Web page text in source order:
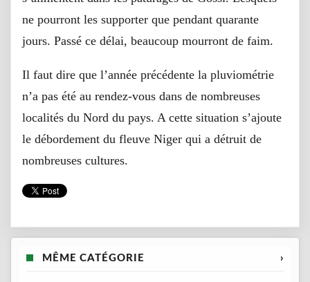
ne pourront les supporter que pendant quarante
jours. Passé ce délai, beaucoup mourront de faim.
Il faut dire que l’année précédente la pluviométrie
n’a pas été au rendez-vous dans de nombreuses
localités du Nord du pays. A cette situation s’ajoute
le débordement du fleuve Niger qui a détruit de
nombreuses cultures.
MÊME CATÉGORIE ›